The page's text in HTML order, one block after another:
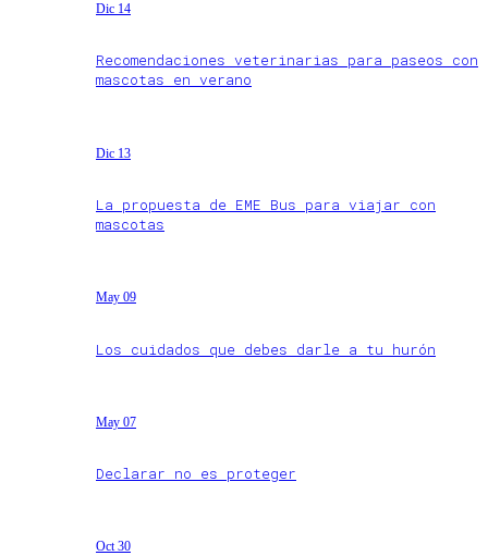
Dic 14
Recomendaciones veterinarias para paseos con
mascotas en verano
Dic 13
La propuesta de EME Bus para viajar con
mascotas
May 09
Los cuidados que debes darle a tu hurón
May 07
Declarar no es proteger
Oct 30